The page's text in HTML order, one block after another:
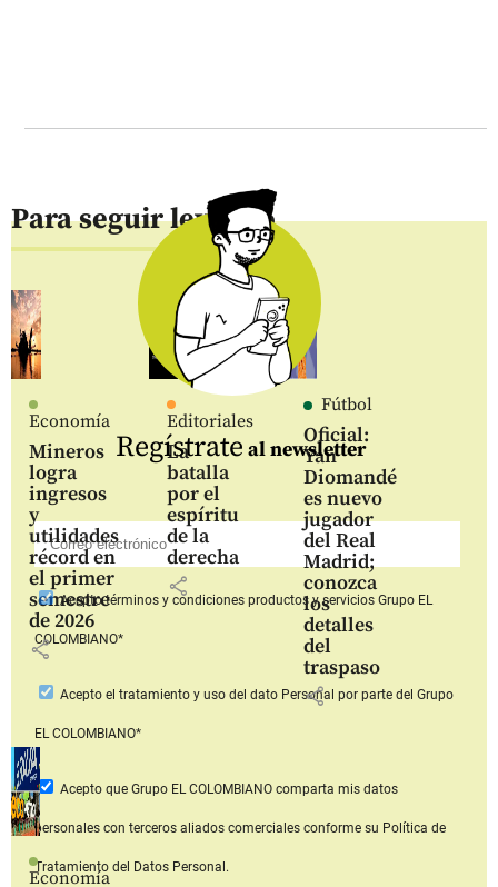
Para seguir leyendo
Economía
Mineros
logra
ingresos
y
utilidades
récord en
el primer
semestre
de 2026
share
Editoriales
La
batalla
por el
espíritu
de la
derecha
share
Fútbol
Oficial:
Yan
Diomandé
es nuevo
jugador
del Real
Madrid;
conozca
los
detalles
del
traspaso
share
Economía
Regístrate al newsletter
Aceptotérminos y condiciones productos y serviciosGrupo EL
COLOMBIANO*
Acepto el tratamiento y uso del dato Personal por parte del Grupo
EL COLOMBIANO*
Acepto que Grupo EL COLOMBIANOcomparta mis datos
personales con terceros aliados comerciales conforme su Política de
Tratamiento del Datos Personal.